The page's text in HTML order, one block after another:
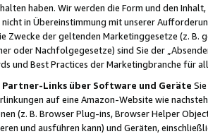
haben. Wir werden die Form und den
in Übereinstimmung mit unserer
Zwecke der geltenden Marketinggesetze (z. B.
oder Nachfolgegesetze) sind Sie der
und Best Practices der Marketingbranche für
Links über Software und Geräte
auf eine Amazon-Website wie
(z. B. Browser Plug-ins, Browser Helper
und ausführen kann) und Geräten,